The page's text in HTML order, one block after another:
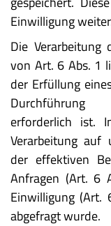
Einwilligung
Die
von Art. 6 Abs. 1
der Erfüllung
Durchführung
erforderlich ist.
Verarbeitung auf
der effektiven
Anfragen (Art. 6
Einwilligung (Art.
abgefragt wurde.